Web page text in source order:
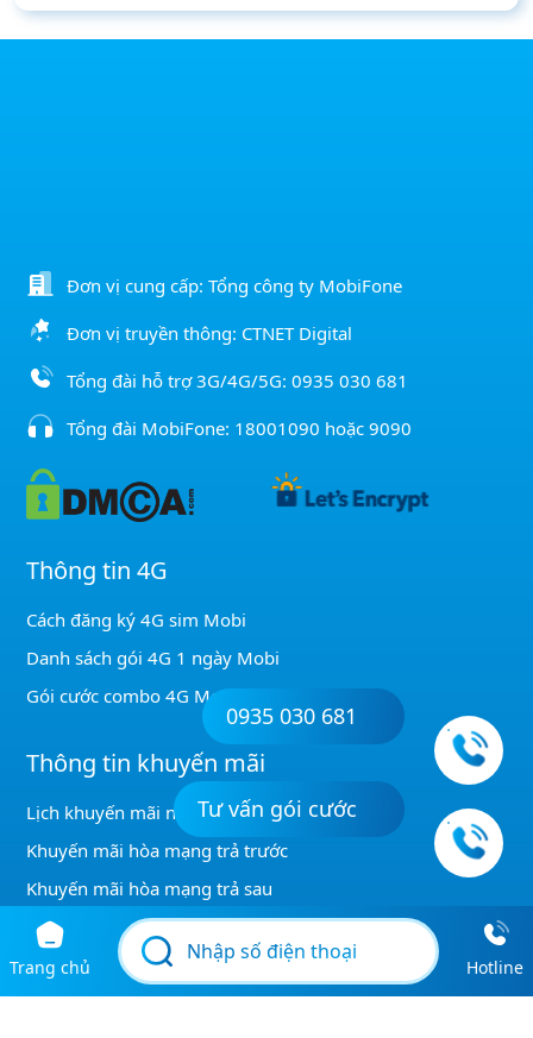
Đơn vị cung cấp: Tổng công ty MobiFone
Đơn vị truyền thông: CTNET Digital
Tổng đài hỗ trợ 3G/4G/5G: 0935 030 681
Tổng đài MobiFone: 18001090 hoặc 9090
Thông tin 4G
Cách đăng ký 4G sim Mobi
Danh sách gói 4G 1 ngày Mobi
Gói cước combo 4G Mobi
Thông tin khuyến mãi
Lịch khuyến mãi nạp thẻ Mobi
Khuyến mãi hòa mạng trả trước
Khuyến mãi hòa mạng trả sau
Kiểm tra gói KM được đăng ký
Khuyến mãi GỌI MobiFone
Khuyến mãi gọi nội mạng Mobi
0935 030 681
Tư vấn gói cước
Trang chủ Hotline